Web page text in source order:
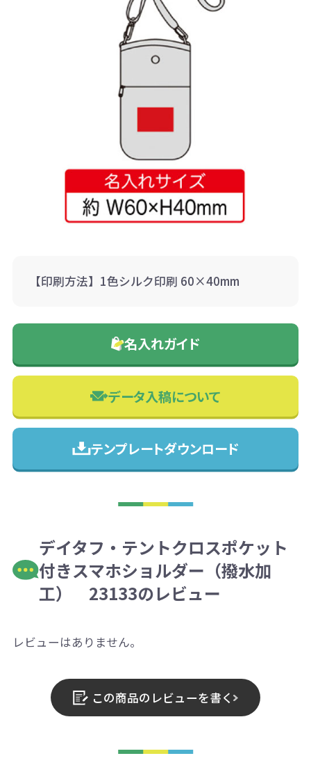
【印刷方法】1色シルク印刷 60×40mm
名入れガイド
データ入稿について
テンプレートダウンロード
デイタフ・テントクロスポケット
付きスマホショルダー（撥水加
工） 23133のレビュー
レビューはありません。
この商品のレビューを書く